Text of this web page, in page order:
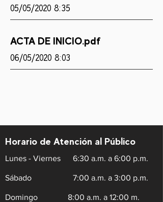
05/05/2020 8:35
ACTA DE INICIO.pdf
06/05/2020 8:03
Horario de Atención al Público
Lunes - Viernes 6:30 a.m. a 6:00 p.m.
Sábado 7:00 a.m. a 3:00 p.m.
Domingo
8:00 a.m. a 12:00 m.